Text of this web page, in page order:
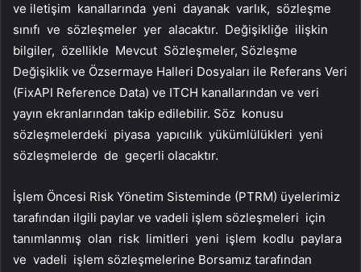
ve iletişim kanallarında yeni dayanak varlık, sözleşme
sınıfı ve sözleşmeler yer alacaktır. Değişikliğe ilişkin
bilgiler, özellikle Mevcut Sözleşmeler, Sözleşme
Değişiklik ve Özsermaye Halleri Dosyaları ile Referans Veri
(FixAPI Reference Data) ve ITCH kanallarından ve veri
yayın ekranlarından takip edilebilir. Söz konusu
sözleşmelerdeki piyasa yapıcılık yükümlülükleri yeni
sözleşmelerde de geçerli olacaktır.
İşlem Öncesi Risk Yönetim Sisteminde (PTRM) üyelerimiz
tarafından ilgili paylar ve vadeli işlem sözleşmeleri için
tanımlanmış olan risk limitleri yeni işlem kodlu paylara
ve vadeli işlem sözleşmelerine Borsamız tarafından